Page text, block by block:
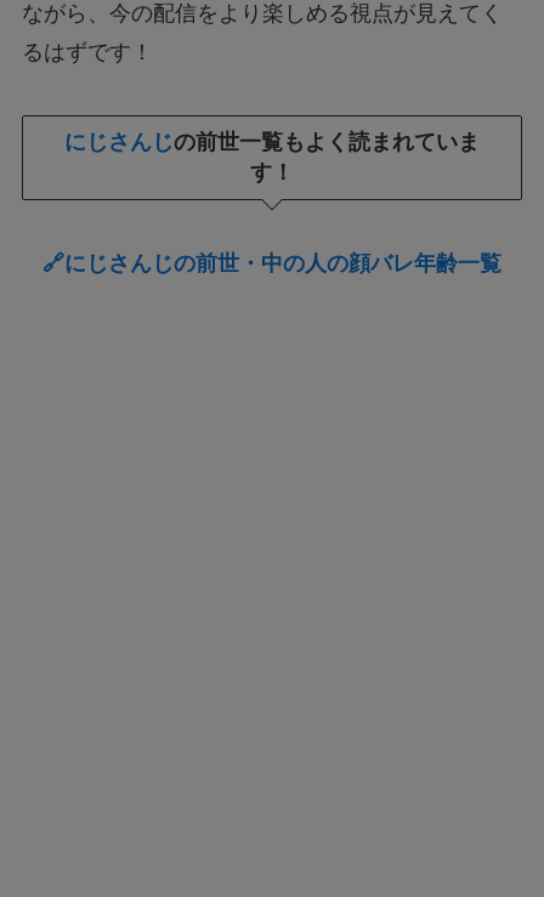
ながら、今の配信をより楽しめる視点が見えてく
るはずです！
にじさんじの前世一覧もよく読まれていま
す！
🔗にじさんじの前世・中の人の顔バレ年齢一覧